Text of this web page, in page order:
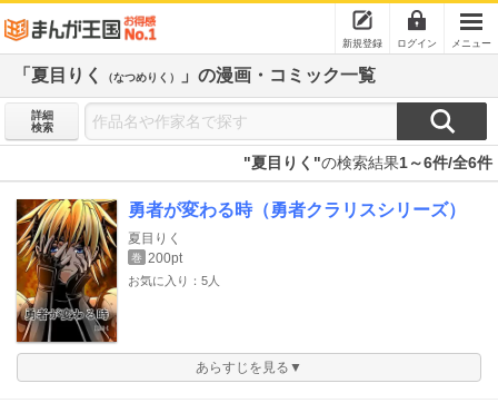
新規登録 ログイン メニュー
「夏目りく （なつめりく） 」の漫画・コミック一覧
詳細
検索
"夏目りく"の検索結果1～6件/全6件
勇者が変わる時（勇者クラリスシリーズ）
夏目りく
巻 200pt
お気に入り：5人
あらすじを見る▼